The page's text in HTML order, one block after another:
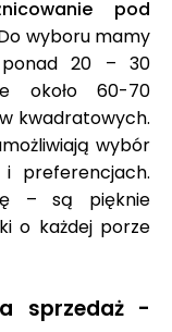
pod
wyboru mamy
20 – 30
około 60-70
kwadratowych.
wybór
preferencjach.
– są pięknie
o każdej porze
sprzedaż -